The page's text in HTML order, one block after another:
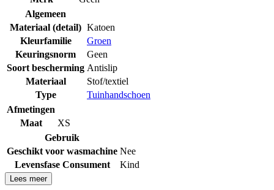
Algemeen
Materiaal (detail) Katoen
Kleurfamilie
Groen
Keuringsnorm
Geen
Soort bescherming Antislip
Materiaal
Stof/textiel
Type
Tuinhandschoen
Afmetingen
Maat
XS
Gebruik
Geschikt voor wasmachine Nee
Levensfase Consument
Kind
Lees meer